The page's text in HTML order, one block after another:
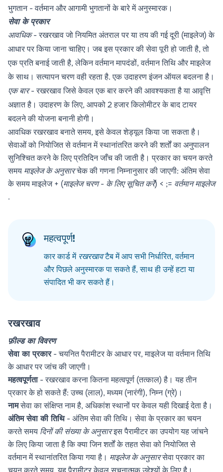
भुगतान - वर्तमान और आगामी भुगतानों के बारे में अनुस्मारक।
सेवा के प्रकार
आवधिक- रखरखाव जो नियमित अंतराल पर या तय की गई दूरी (माइलेज) के
आधार पर किया जाना चाहिए। जब इस प्रकार की सेवा पूरी हो जाती है, तो
एक प्रति बनाई जाती है, लेकिन वर्तमान मापदंडों, वर्तमान तिथि और माइलेज
के साथ। सत्यापन चरण वही रहता है. एक उदाहरण इंजन ऑयल बदलना है।
एक बार- रखरखाव जिसे केवल एक बार करने की आवश्यकता है या आवृत्ति
अज्ञात है। उदाहरण के लिए, आपको 2 हजार किलोमीटर के बाद टायर
बदलने की योजना बनानी होगी।
आवधिक रखरखाव बनाते समय, इसे केवल शेड्यूल किया जा सकता है।
सेवाओं को नियोजित से वर्तमान में स्थानांतरित करने की शर्तों का अनुपालन
सुनिश्चित करने के लिए प्रतिदिन जाँच की जाती है। प्रकार का चयन करते
समय माइलेज के अनुसारचेक की गणना निम्नानुसार की जाएगी: अंतिम सेवा
के समय माइलेज + (माइलेज चरण- के लिए सूचित करें) < ;= वर्तमान माइलेज
.
महत्वपूर्ण!
कार कार्ड में रखरखावटैब में आप सभी निर्धारित, वर्तमान
और पिछले अनुस्मारक पा सकते हैं, साथ ही उन्हें हटा या
संपादित भी कर सकते हैं।
रखरखाव
फ़ील्ड का विवरण
सेवा का प्रकार- चयनित पैरामीटर के आधार पर, माइलेज या वर्तमान तिथि
के आधार पर जांच की जाएगी।
महत्वपूर्णता- रखरखाव करना कितना महत्वपूर्ण (तत्काल) है। यह तीन
प्रकार के हो सकते हैं: उच्च (लाल), मध्यम (नारंगी), निम्न (ग्रे)।
नामसेवा का संक्षिप्त नाम है, अधिकांश स्थानों पर केवल यही दिखाई देता है।
अंतिम सेवा की तिथि- अंतिम सेवा की तिथि। सेवा के प्रकार का चयन
करते समय दिनों की संख्या के अनुसारइस पैरामीटर का उपयोग यह जांचने
के लिए किया जाता है कि क्या जिन शर्तों के तहत सेवा को नियोजित से
वर्तमान में स्थानांतरित किया गया है। माइलेज के अनुसारसेवा प्रकार का